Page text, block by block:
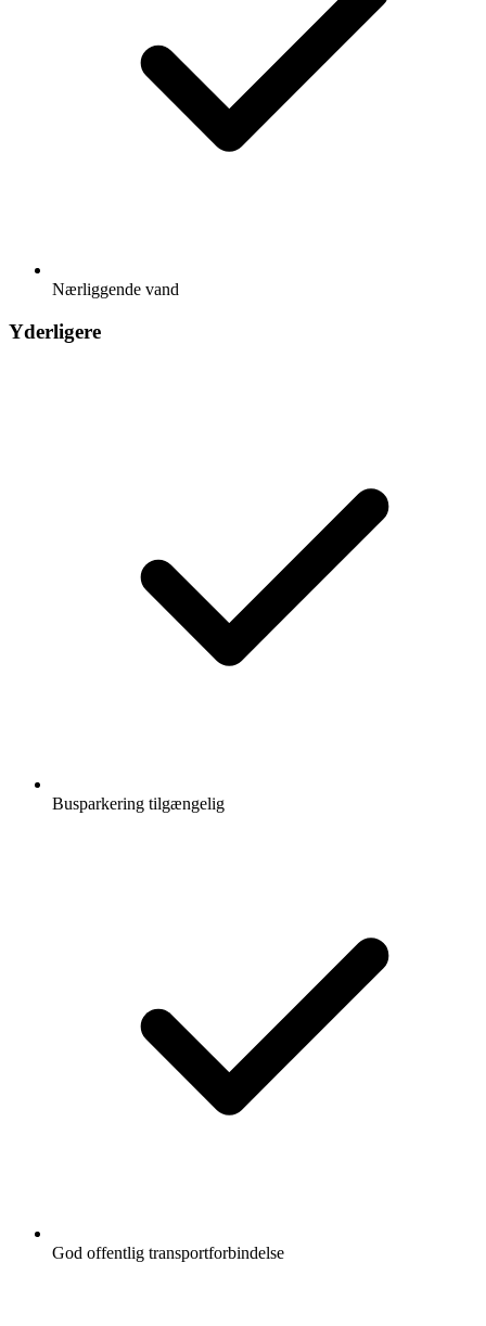
Nærliggende vand
Yderligere
Busparkering tilgængelig
God offentlig transportforbindelse